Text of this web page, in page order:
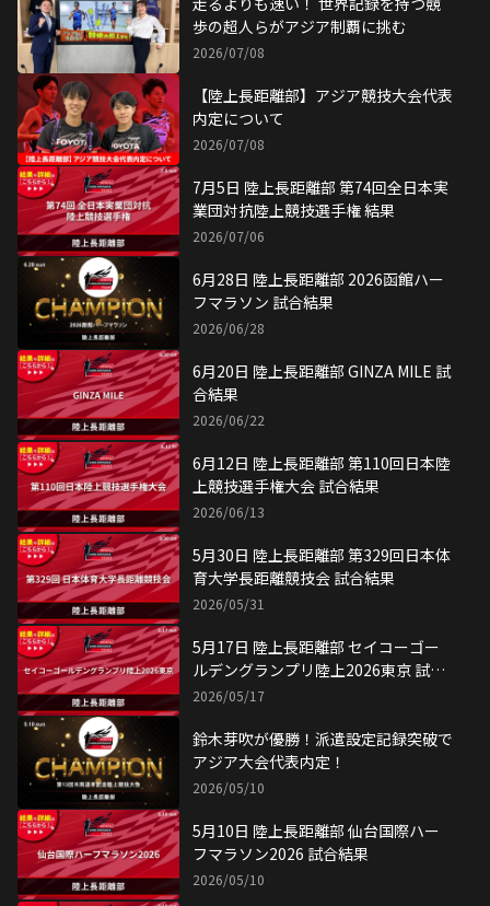
歩の超人らがアジア制覇に挑む
2026/07/08
【陸上長距離部】アジア競技大会代表
内定について
2026/07/08
7月5日 陸上長距離部 第74回全日本実
業団対抗陸上競技選手権 結果
2026/07/06
6月28日 陸上長距離部 2026函館ハー
フマラソン 試合結果
2026/06/28
6月20日 陸上長距離部 GINZA MILE 試
合結果
2026/06/22
6月12日 陸上長距離部 第110回日本陸
上競技選手権大会 試合結果
2026/06/13
5月30日 陸上長距離部 第329回日本体
育大学長距離競技会 試合結果
2026/05/31
5月17日 陸上長距離部 セイコーゴー
ルデングランプリ陸上2026東京 試合
結果
2026/05/17
鈴木芽吹が優勝！派遣設定記録突破で
アジア大会代表内定！
2026/05/10
5月10日 陸上長距離部 仙台国際ハー
フマラソン2026 試合結果
2026/05/10